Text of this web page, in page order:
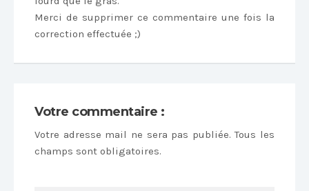
Merci de supprimer ce commentaire une fois la
correction effectuée ;)
Votre commentaire :
Votre adresse mail ne sera pas publiée. Tous les
champs sont obligatoires.